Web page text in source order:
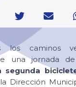
los caminos
una jornada
segunda
Dirección